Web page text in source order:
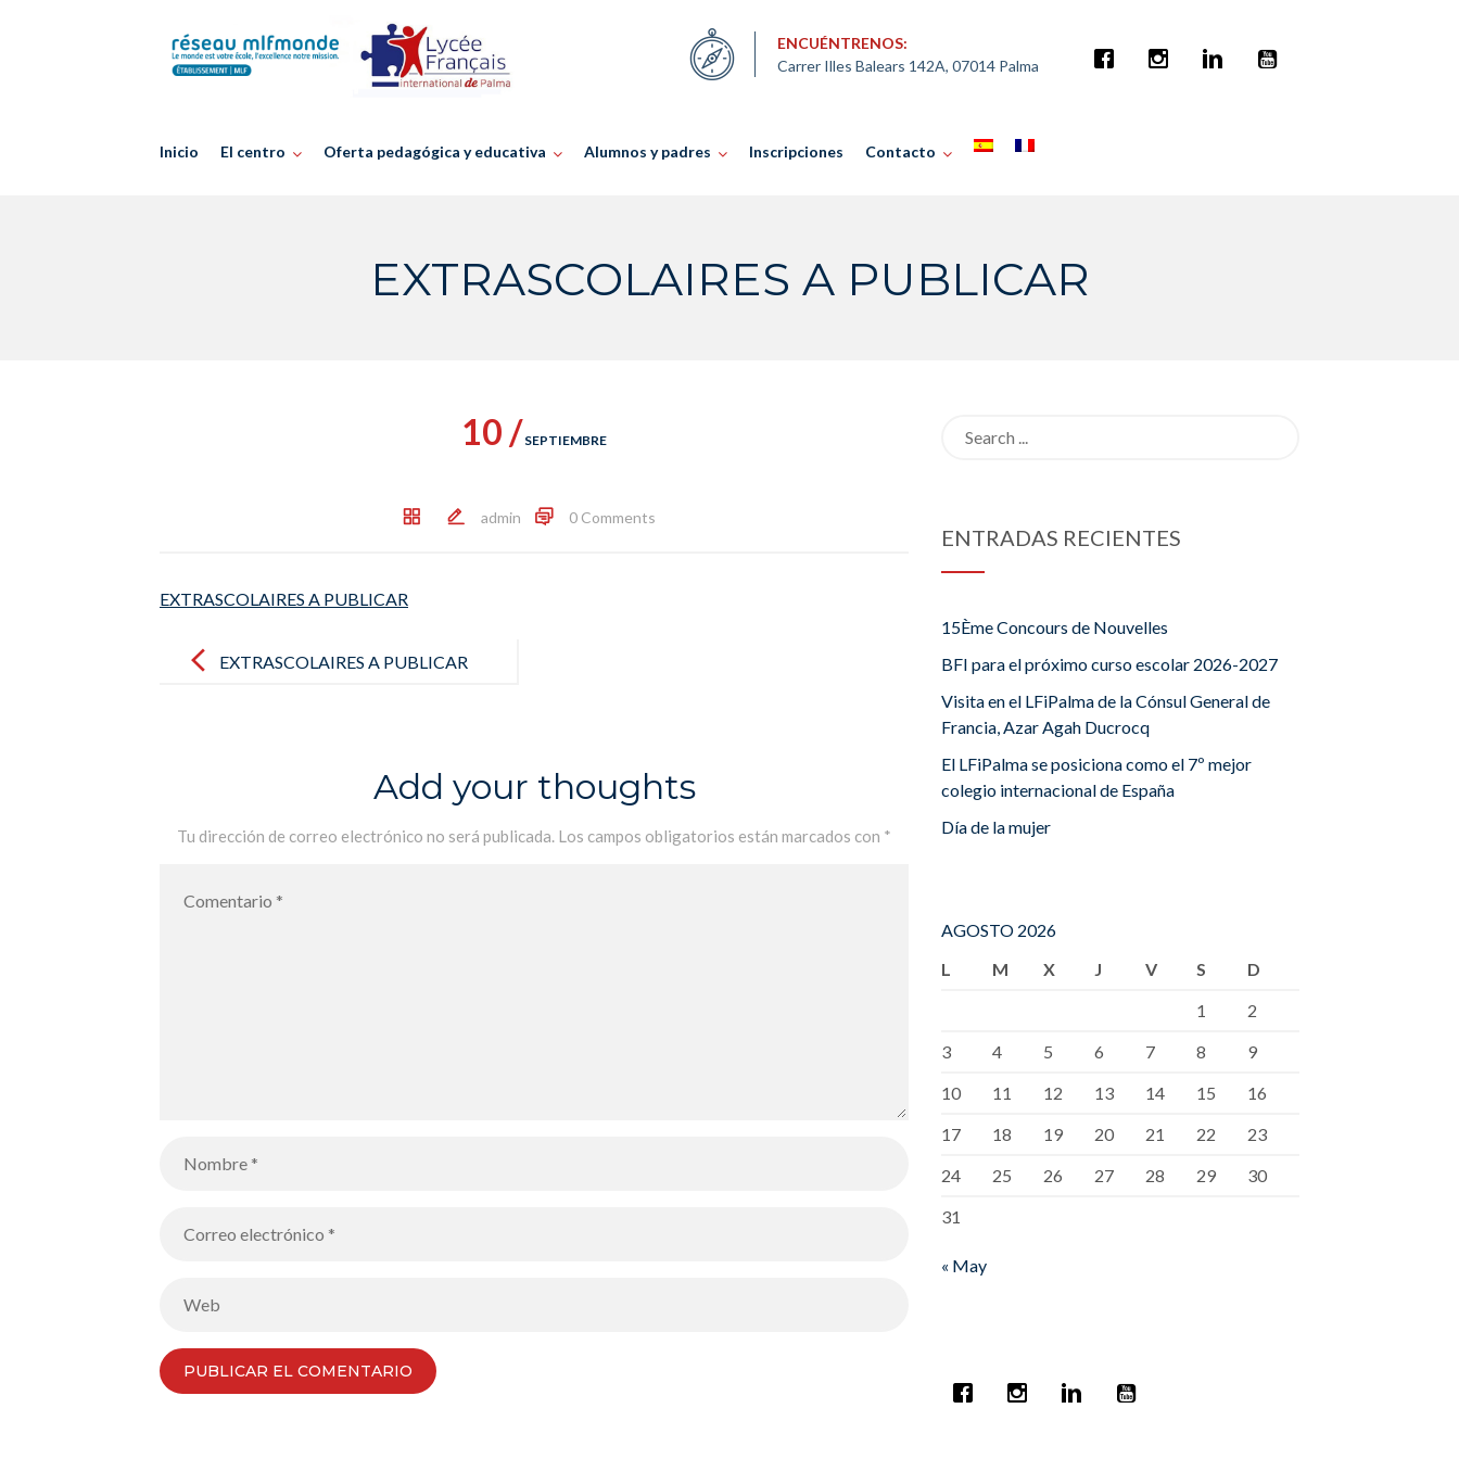
ENCUÉNTRENOS:
Carrer Illes Balears 142A, 07014 Palma
Inicio El centro Oferta pedagógica y educativa Alumnos y padres Inscripciones Contacto
EXTRASCOLAIRES A PUBLICAR
10 / SEPTIEMBRE
admin 0 Comments
EXTRASCOLAIRES A PUBLICAR
navigationEXTRASCOLAIRES A PUBLICAR
Add your thoughts
Tu dirección de correo electrónico no será publicada. Los campos obligatorios están marcados con *
ENTRADAS RECIENTES
15Ème Concours de Nouvelles
BFI para el próximo curso escolar 2026-2027
Visita en el LFiPalma de la Cónsul General de
Francia, Azar Agah Ducrocq
El LFiPalma se posiciona como el 7º mejor
colegio internacional de España
Día de la mujer
AGOSTO 2026
L
M X J V S
D
1
2
3
4 5 6 7 8
9
10
11 12 13 14 15
16
17
18 19 20 21 22
23
24
25 26 27 28 29
30
31
« May